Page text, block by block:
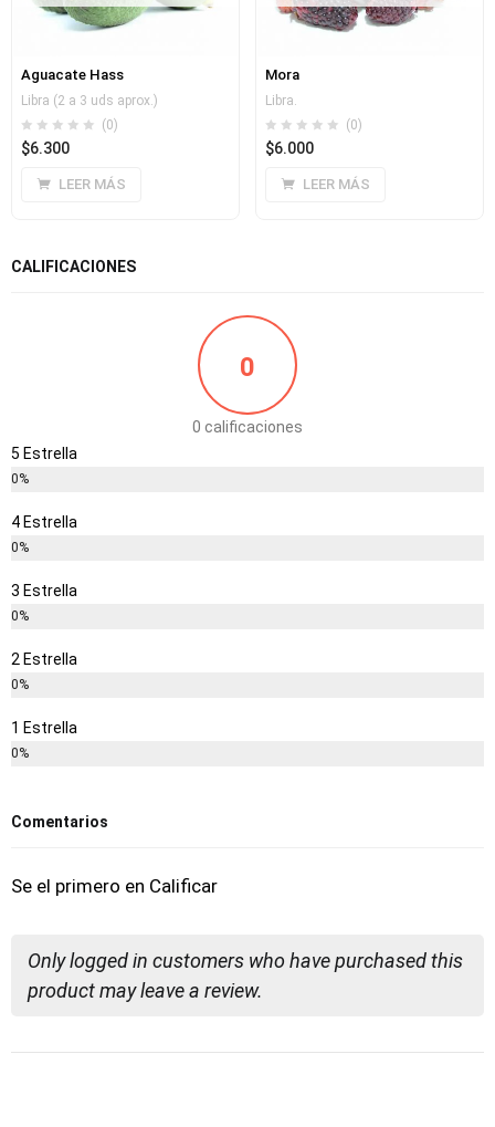
Aguacate Hass
Libra (2 a 3 uds aprox.)
(0)
$6.300
LEER MÁS
Mora
Libra.
(0)
$6.000
LEER MÁS
CALIFICACIONES
0
0 calificaciones
5 Estrella
0%
4 Estrella
0%
3 Estrella
0%
2 Estrella
0%
1 Estrella
0%
Comentarios
Se el primero en Calificar
Only logged in customers who have purchased this
product may leave a review.